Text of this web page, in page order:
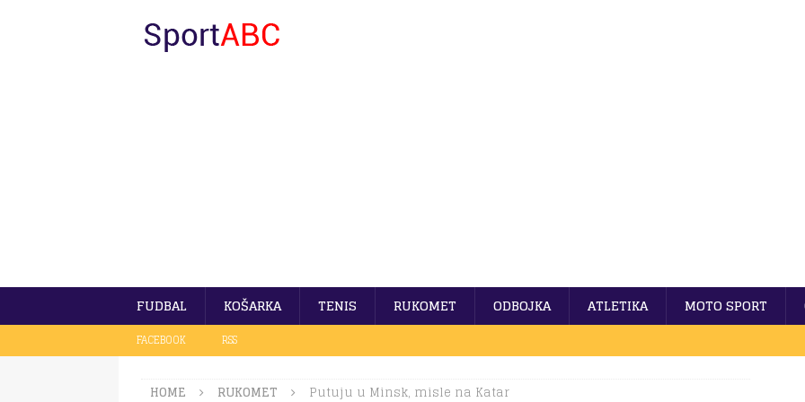
FUDBAL KOŠARKA TENIS RUKOMET ODBOJKA ATLETIKA MOTO SPORT
FACEBOOK RSS
HOME RUKOMET Putuju u Minsk, misle na Katar